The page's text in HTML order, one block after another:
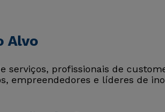
Alvo
serviços, profissionais de
empreendedores e líderes de